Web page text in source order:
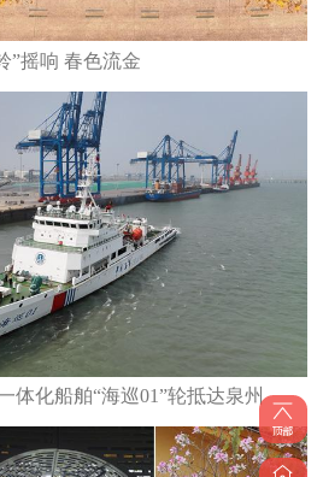
”摇响 春色流金
体化船舶“海巡01”轮抵达泉州